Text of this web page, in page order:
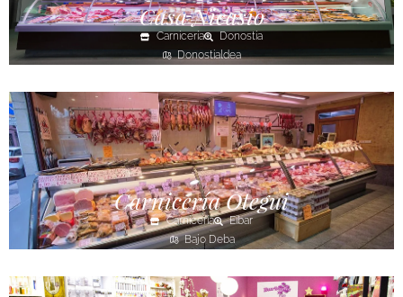
Casa Nicasio
Carnicería
Donostia
Donostialdea
Carnicería Otegui
Carnicería
Eibar
Bajo Deba